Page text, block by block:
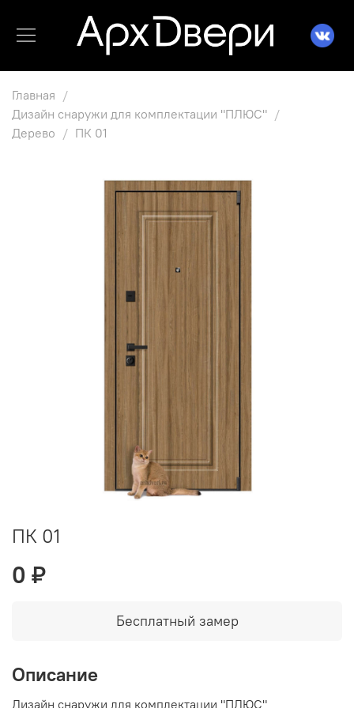
Главная
Дизайн снаружи для комплектации "ПЛЮС"
Дерево
ПК 01
ПК 01
0 ₽
Бесплатный замер
Описание
Дизайн снаружи для комплектации "ПЛЮС"